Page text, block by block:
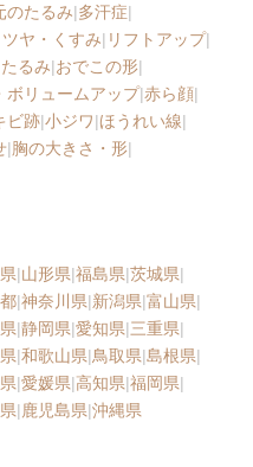
のたるみ|多汗症|
ヤ・くすみ| リフトアップ|
るみ|おでこの形|
ボリュームアップ|赤ら顔|
ビ跡|小ジワ|ほうれい線|
|胸の大きさ・形|
|山形県|福島県|茨城県|
|神奈川県|新潟県|富山県|
|静岡県|愛知県|三重県|
|和歌山県|鳥取県|島根県|
|愛媛県|高知県|福岡県|
|鹿児島県|沖縄県